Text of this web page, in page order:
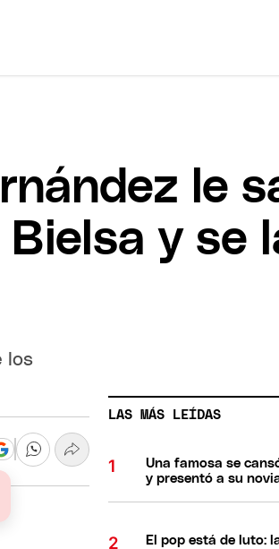
le
y se
los
LAS MÁS LEÍDAS
Una famosa se
y presentó a su
El pop está de luto: